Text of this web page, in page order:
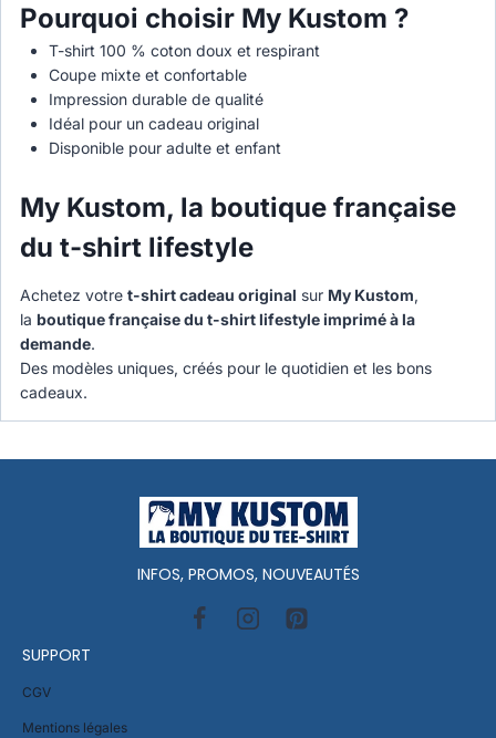
Pourquoi choisir My Kustom ?
T-shirt 100 % coton doux et respirant
Coupe mixte et confortable
Impression durable de qualité
Idéal pour un cadeau original
Disponible pour adulte et enfant
My Kustom, la boutique française
du t-shirt lifestyle
Achetez votre t-shirt cadeau original sur My Kustom,
la boutique française du t-shirt lifestyle imprimé à la
demande.
Des modèles uniques, créés pour le quotidien et les bons
cadeaux.
INFOS, PROMOS, NOUVEAUTÉS
SUPPORT
CGV
Mentions légales